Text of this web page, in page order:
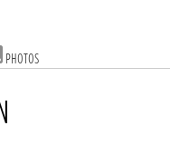
PHOTOS